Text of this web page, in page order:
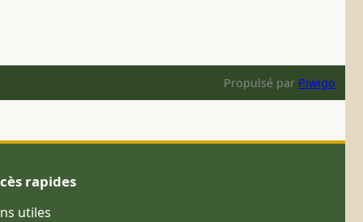
Propulsé par Piwigo
rapides
utiles